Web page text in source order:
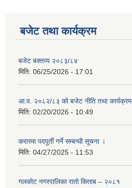
बजेट तथा कार्यक्रम
बजेट बक्तव्य २०८३/८४
मिति: 06/25/2026 - 17:01
आ.व. २०८२/८३ को बजेट नीति तथा कार्यक्रम
मिति: 02/20/2026 - 10:49
करारमा पदपूर्ती गर्ने सम्बन्धी सूचना ।
मिति: 04/27/2025 - 11:53
गलकोट नगरपालिका रातो किताब – २०८१